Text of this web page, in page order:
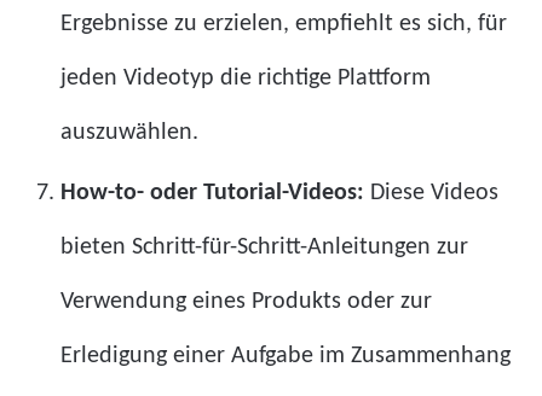
Ergebnisse zu erzielen, empfiehlt es sich, für
jeden Videotyp die richtige Plattform
auszuwählen.
How-to- oder Tutorial-Videos: Diese Videos
bieten Schritt-für-Schritt-Anleitungen zur
Verwendung eines Produkts oder zur
Erledigung einer Aufgabe im Zusammenhang